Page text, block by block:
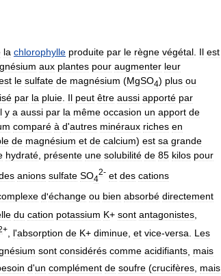
la chlorophylle produite par le règne végétal Il est
aux plantes pour augmenter leur
le sulfate de magnésium (MgSO4) plus ou
par la pluie Il peut être aussi apporté par
y a aussi par la même occasion un apport de
comparé à d'autres minéraux riches en
de magnésium et de calcium) est sa grande
hydraté présente une solubilité de 85 kilos pour
anions sulfate SO4
2- et des cations
d'échange ou bien absorbé directement
du cation potassium K+ sont antagonistes
+ l'absorption de K+ diminue et vice-versa
Les
sont considérés comme acidifiants mais
d'un complément de soufre (crucifères, mais